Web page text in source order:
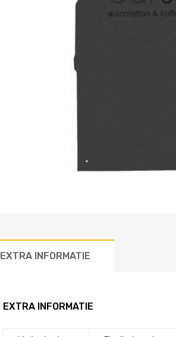
EXTRA INFORMATIE
EXTRA INFORMATIE